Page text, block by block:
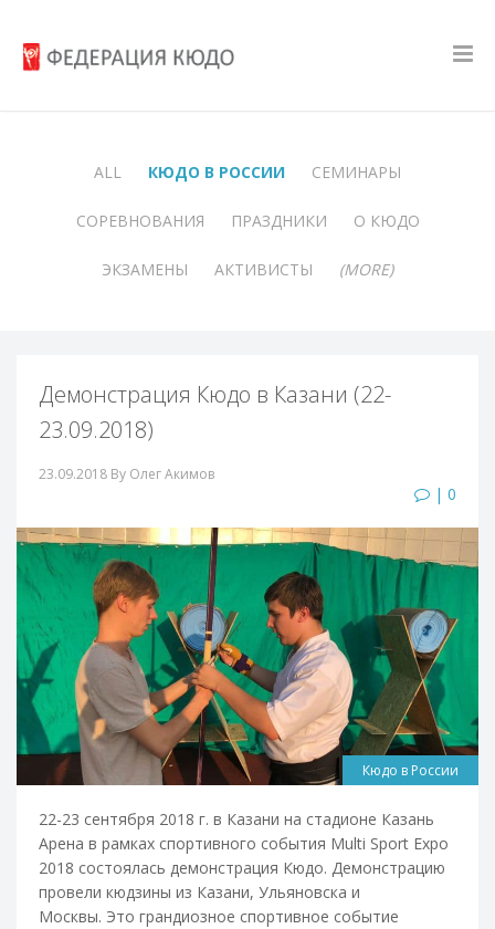
ALL КЮДО В РОССИИ СЕМИНАРЫ
СОРЕВНОВАНИЯ ПРАЗДНИКИ О КЮДО
ЭКЗАМЕНЫ АКТИВИСТЫ (MORE)
Демонстрация Кюдо в Казани (22-
23.09.2018)
23.09.2018 By Олег Акимов
| 0
Кюдо в России
22-23 сентября 2018 г. в Казани на стадионе Казань
Арена в рамках спортивного события Multi Sport Expo
2018 состоялась демонстрация Кюдо. Демонстрацию
провели кюдзины из Казани, Ульяновска и
Москвы. Это грандиозное спортивное событие